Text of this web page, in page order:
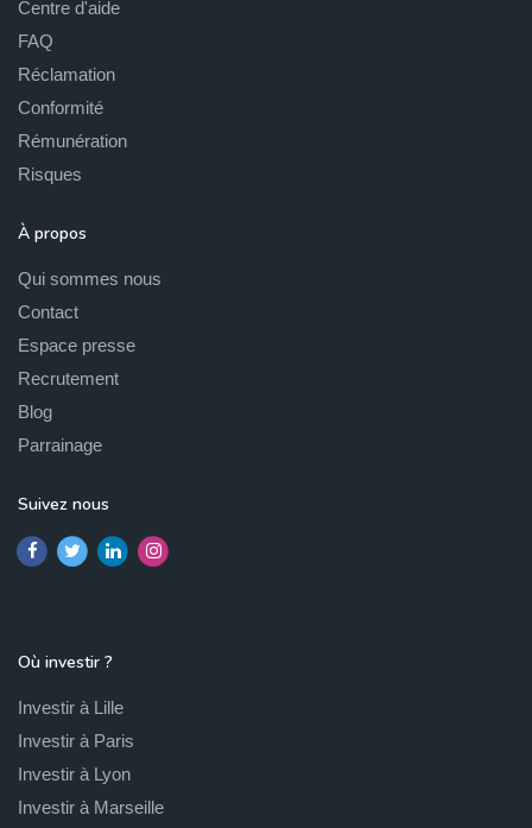
Centre d'aide
FAQ
Réclamation
Conformité
Rémunération
Risques
À propos
Qui sommes nous
Contact
Espace presse
Recrutement
Blog
Parrainage
Suivez nous
Où investir ?
Investir à Lille
Investir à Paris
Investir à Lyon
Investir à Marseille